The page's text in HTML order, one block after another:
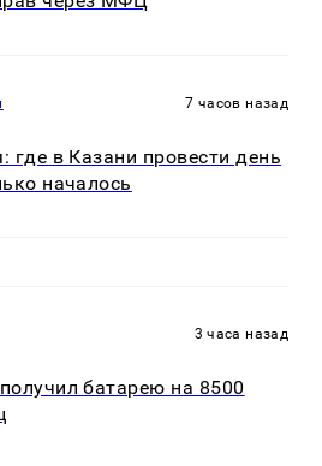
7 часов назад
где в Казани провести день
началось
3 часа назад
батарею на 8500